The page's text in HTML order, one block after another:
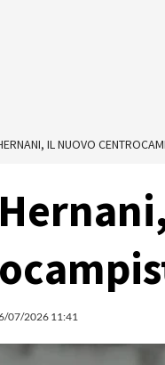
IL NUOVO
07/2026 11:41